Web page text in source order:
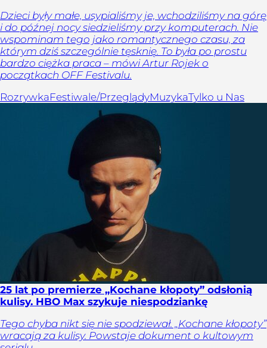
Dzieci były małe, usypialiśmy je, wchodziliśmy na górę
i do późnej nocy siedzieliśmy przy komputerach. Nie
wspominam tego jako romantycznego czasu, za
którym dziś szczególnie tęsknię. To była po prostu
bardzo ciężka praca – mówi Artur Rojek o
początkach OFF Festivalu.
RozrywkaFestiwale/PrzeglądyMuzykaTylko u Nas
25 lat po premierze „Kochane kłopoty” odsłonią
kulisy. HBO Max szykuje niespodziankę
Tego chyba nikt się nie spodziewał. „Kochane kłopoty”
wracają za kulisy. Powstaje dokument o kultowym